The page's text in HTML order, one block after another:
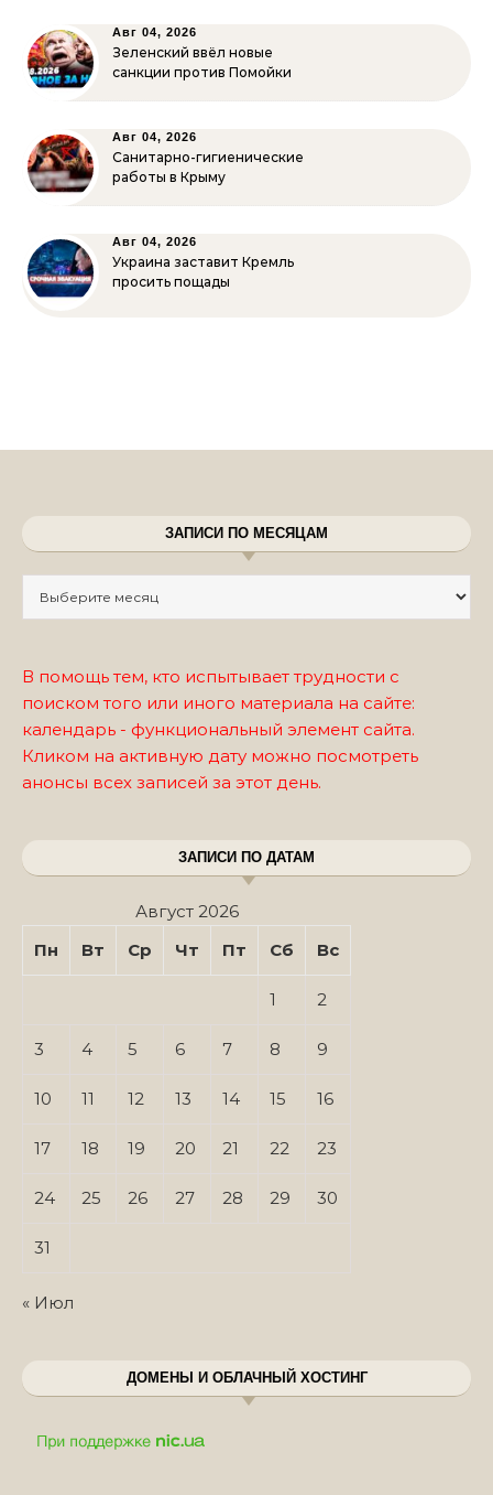
Авг 04, 2026
Зеленский ввёл новые
санкции против Помойки
Авг 04, 2026
Санитарно-гигиенические
работы в Крыму
Авг 04, 2026
Украина заставит Кремль
просить пощады
ЗАПИСИ ПО МЕСЯЦАМ
В помощь тем, кто испытывает трудности с
поиском того или иного материала на сайте:
календарь - функциональный элемент сайта.
Кликом на активную дату можно посмотреть
анонсы всех записей за этот день.
ЗАПИСИ ПО ДАТАМ
Август 2026
Пн
Вт Ср Чт Пт Сб Вс
1 2
3 4 5 6 7 8 9
10 11 12 13 14 15 16
17 18 19 20 21 22 23
24 25 26 27 28 29 30
31
« Июл
ДОМЕНЫ И ОБЛАЧНЫЙ ХОСТИНГ